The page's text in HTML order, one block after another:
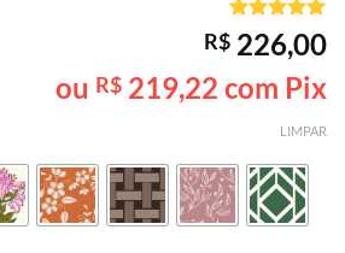
Avaliado
como5de
5, com
baseado em
1
de cliente
R$ 226,00
ou R$ 219,22 com Pix
LIMPAR